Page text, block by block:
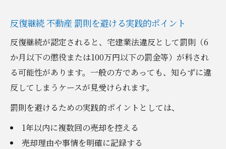
反復継続 不動産 罰則を避ける実践的ポイント
反復継続が認定されると、宅建業法違反として罰則（6
か月以下の懲役または100万円以下の罰金等）が科され
る可能性があります。一般の方であっても、知らずに違
反してしまうケースが見受けられます。
罰則を避けるための実践的ポイントとしては、
1年以内に複数回の売却を控える
売却理由や事情を明確に記録する